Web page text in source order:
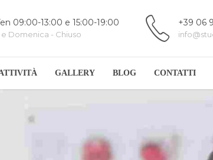
09:00-13:00 e 15:00-19:00
Domenica - Chiuso
+39 06
GALLERY BLOG CONTATTI